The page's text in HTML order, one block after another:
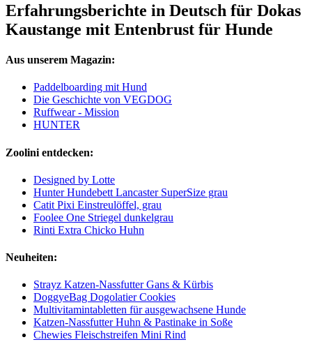
Erfahrungsberichte in Deutsch für Dokas
Kaustange mit Entenbrust für Hunde
Aus unserem Magazin:
Paddelboarding mit Hund
Die Geschichte von VEGDOG
Ruffwear - Mission
HUNTER
Zoolini entdecken:
Designed by Lotte
Hunter Hundebett Lancaster SuperSize grau
Catit Pixi Einstreulöffel, grau
Foolee One Striegel dunkelgrau
Rinti Extra Chicko Huhn
Neuheiten:
Strayz Katzen-Nassfutter Gans & Kürbis
DoggyeBag Dogolatier Cookies
Multivitamintabletten für ausgewachsene Hunde
Katzen-Nassfutter Huhn & Pastinake in Soße
Chewies Fleischstreifen Mini Rind